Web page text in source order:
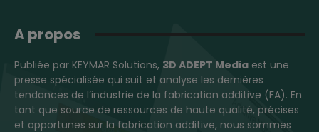
A propos
Publiée par KEYMAR Solutions, 3D ADEPT Media est une
presse spécialisée qui suit et analyse les dernières
tendances de l’industrie de la fabrication additive (FA). En
tant que source de ressources de haute qualité, précises
et opportunes sur la fabrication additive, nous sommes